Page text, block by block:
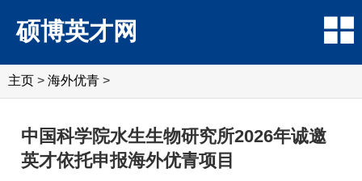
硕博英才网
主页 > 海外优青 >
中国科学院水生生物研究所2026年诚邀
英才依托申报海外优青项目